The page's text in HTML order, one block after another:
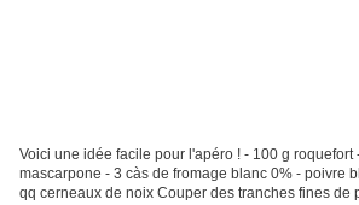
Voici une idée facile pour l'apéro ! - 100 g roquefort
mascarpone - 3 càs de fromage blanc 0% - poivre
qq cerneaux de noix Couper des tranches fines de